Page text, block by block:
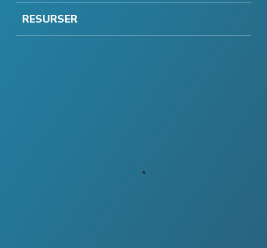
RESURSER